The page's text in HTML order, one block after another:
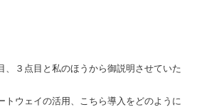
３点目と私のほうから御説明させていた
ウェイの活用、こちら導入をどのように